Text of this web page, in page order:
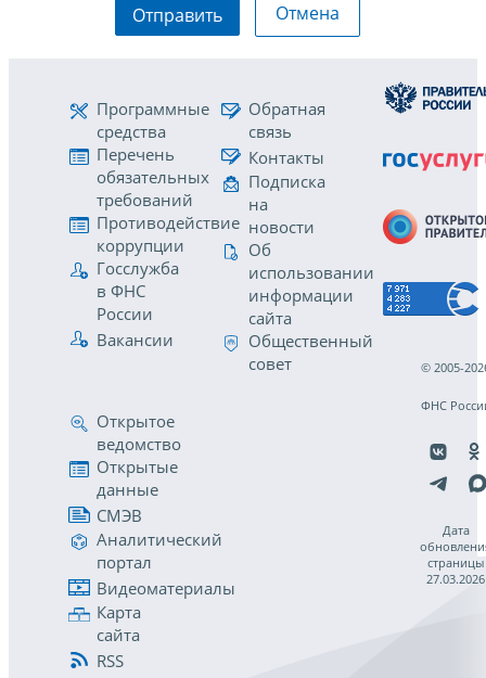
Отправить Отмена
Программные
средства
Перечень
обязательных
требований
Противодействие
коррупции
Госслужба
в ФНС
России
Вакансии
Обратная
связь
Контакты
Подписка
на
новости
Об
использовании
информации
сайта
Общественный
совет
Открытое
ведомство
Открытые
данные
СМЭВ
Аналитический
портал
Видеоматериалы
Карта
сайта
RSS
© 2005-
ФНС
Дата
страницы
27.03.2026